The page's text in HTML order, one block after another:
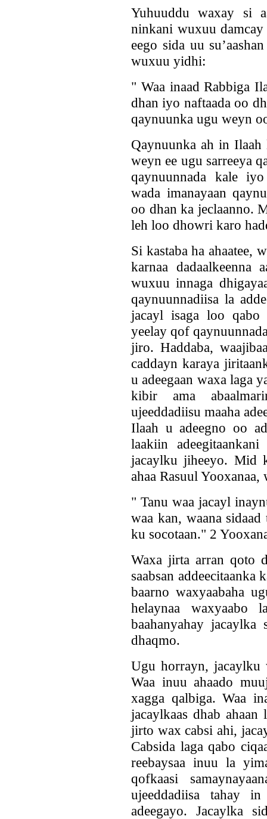
Yuhuuddu waxay si
ninkani wuxuu
eego sida uu
wuxuu yidhi:
" Waa inaad Rabbiga
dhan iyo naftaada oo
qaynuunka ugu weyn
Qaynuunka ah in Ilaah
weyn ee ugu sarreeya
qaynuunnada kale
wada imanayaan
oo dhan ka jeclaanno.
leh loo dhowri karo
Si kastaba ha ahaatee,
karnaa dadaalkeenna
wuxuu innaga
qaynuunnadiisa la
jacayl isaga loo
yeelay qof
jiro. Haddaba,
caddayn karaya
u adeegaan waxa laga
kibir ama
ujeeddadiisu maaha
Ilaah u adeegno oo
laakiin
jacaylku jiheeyo. Mid
ahaa Rasuul
" Tanu waa jacayl
waa kan, waana
ku socotaan." 2
Waxa jirta arran qoto
saabsan
baarno waxyaabaha
helaynaa waxyaabo
baahanyahay
dhaqmo.
Ugu horrayn, jacaylku
Waa inuu ahaado
xagga qalbiga. Waa
jacaylkaas dhab
jirto wax cabsi ahi,
Cabsida laga qabo
reebaysaa inuu la
qofkaasi
ujeeddadiisa tahay
adeegayo. Jacaylka